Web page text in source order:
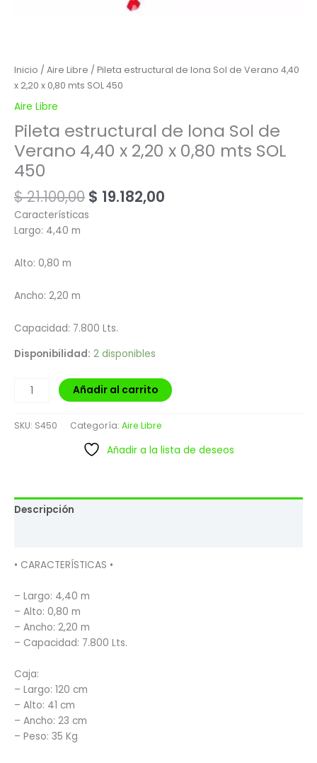
Inicio / Aire Libre / Pileta estructural de lona Sol de Verano 4,40
x 2,20 x 0,80 mts SOL 450
Aire Libre
Pileta estructural de lona Sol de
Verano 4,40 x 2,20 x 0,80 mts SOL
450
$21.100,00 $ 19.182,00
Características
Largo: 4,40 m
Alto: 0,80 m
Ancho: 2,20 m
Capacidad: 7.800 Lts.
Disponibilidad: 2 disponibles
Añadir al carrito
SKU: S450 Categoría: Aire Libre
Añadir a la lista de deseos
Descripción
• CARACTERÍSTICAS •
– Largo: 4,40 m
– Alto: 0,80 m
– Ancho: 2,20 m
– Capacidad: 7.800 Lts.
Caja:
– Largo: 120 cm
– Alto: 41 cm
– Ancho: 23 cm
– Peso: 35 Kg